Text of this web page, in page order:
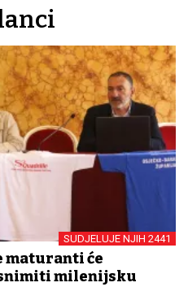
SUDJELUJE NJIH 2441
maturanti će
milenijsku